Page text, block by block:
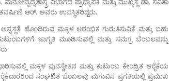
ಆರ್. ಅವರು ಉಪಸ್ಥಿತರಿದ್ದರು.
ಹೊಂದಿರುವ ಮಕ್ಕಳ ಆರಂಭಿಕ ಗುರುತಿಸುವಿಕೆ ಮತ್ತು ಬಹು
ಜಾಗೃತಿ ಮೂಡಿಸುವಲ್ಲಿ ಮತ್ತು ಸಮಗ್ರ ಬೆಂಬಲವನ್ನು
ಮಕ್ಕಳ ಪುನಸ್ಚೇತನ ಮತ್ತು ಕುಟುಂಬ ಕೇಂದ್ರಿತ ಆರೈಕೆಯ
ಸಂಘಟಿತ ಬೆಂಬಲವು ಮಗುವಿನ ಪ್ರಗತಿಯಲ್ಲಿ ಪ್ರಮುಖ